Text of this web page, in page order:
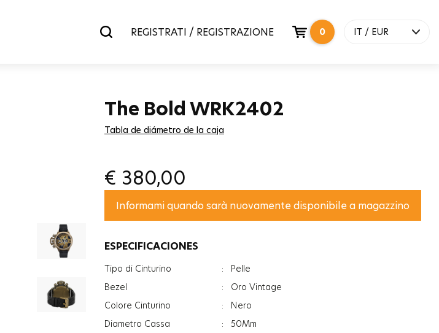
REGISTRATI / REGISTRAZIONE 0 IT / EUR
The Bold WRK2402
Tabla de diámetro de la caja
€ 380,00
Informami quando sarà nuovamente disponibile a magazzino
ESPECIFICACIONES
Tipo di Cinturino :
Pelle
Bezel
:
Oro Vintage
Colore Cinturino
:
Nero
Diametro Cassa
:
50Mm